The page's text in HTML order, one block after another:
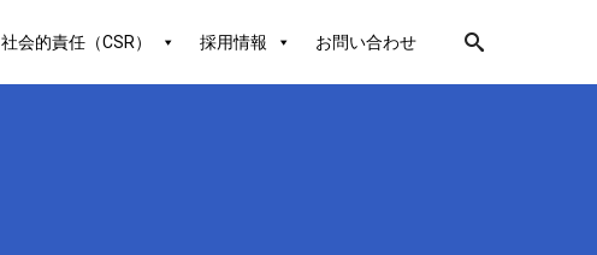
社会的責任（CSR） 採用情報 お問い合わせ